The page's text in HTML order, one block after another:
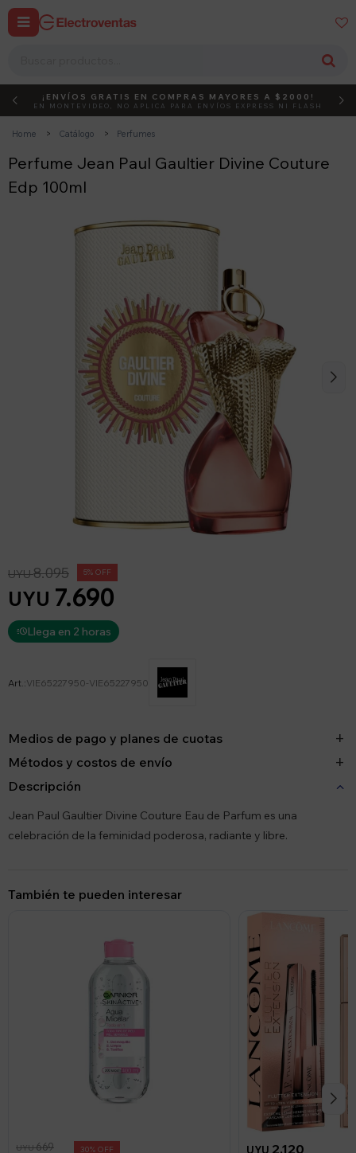
 
DEBUT ACTIVÁ EL CÓDIGO
¡ENVÍOS GRATIS EN COMPRAS MAYORES A $2000!
EN MONTEVIDEO, NO APLICA PARA ENVÍOS EXPRESS NI FLASH
Home Catálogo Perfumes
Perfume Jean Paul Gaultier Divine Couture
Edp 100ml
UYU 7.690
UYU8.095 5
Llega en 2 horas
VIE65227950-VIE65227950
Medios de pago y planes de cuotas
Métodos y costos de envío
Descripción
Jean Paul Gaultier Divine Couture Eau de Parfum es una
celebración de la feminidad poderosa, radiante y libre.
También te pueden interesar
UYU669 30 UYU 2.120